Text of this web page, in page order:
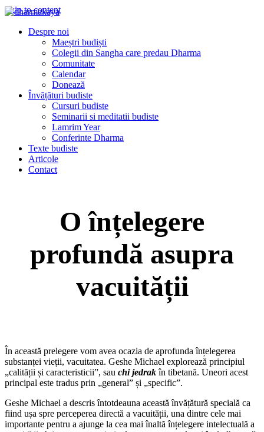
Skip to content
Dharmakaya
înțelepciune pentru viață
Despre noi
Maeștri budiști
Colegii din Sangha care predau Dharma
Comunitate
Calendar
Donează
Învățături budiste
Cursuri budiste
Seminarii si meditatii budiste
Lamrim Year
Conferinte Dharma
Texte budiste
Articole
Contact
O înțelegere
profundă asupra
vacuității
În această prelegere vom avea ocazia de aprofunda înțelegerea
substanței vieții, vacuitatea. Geshe Michael explorează principiul
„calității și caracteristicii”, sau chi jedrakîn tibetană. Uneori acest
principal este tradus prin „general” și „specific”.
Geshe Michael a descris întotdeauna această învățătură specială ca
fiind ușa spre perceperea directă a vacuității, una dintre cele mai
importante pentru a ajunge la cea mai înaltă înțelegere intelectuală a